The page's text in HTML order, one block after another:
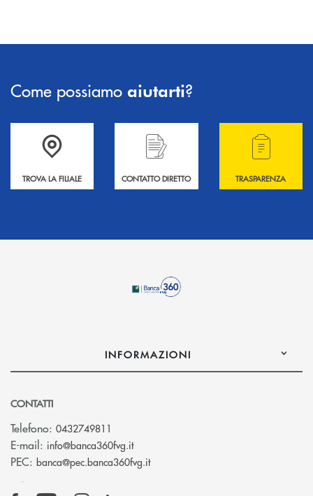
Come possiamo aiutarti?
Accedi all' elenco completo delle filiali .
TROVA LA FILIALE
Hai bisogno di informazioni? Contattaci !
CONTATTO DIRETTO
Hai bisogno di
TRASPARENZA
INFORMAZIONI
CONTATTI
Telefono: 0432749811
E-mail: info@banca360fvg.it(si apre l’app di posta elettronica)
PEC: banca@pec.banca360fvg.it(si apre l’app di posta elettronica)